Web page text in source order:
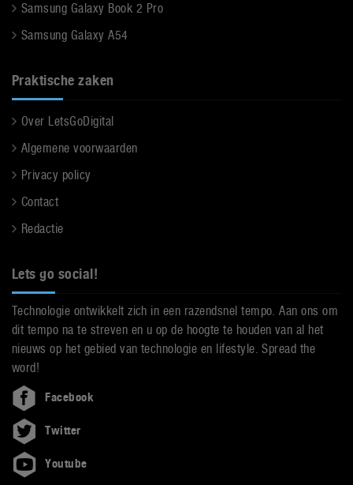
Samsung Galaxy Book 2 Pro
Samsung Galaxy A54
Praktische zaken
Over LetsGoDigital
Algemene voorwaarden
Privacy policy
Contact
Redactie
Lets go social!
Technologie ontwikkelt zich in een razendsnel tempo. Aan ons om
dit tempo na te streven en u op de hoogte te houden van al het
nieuws op het gebied van technologie en lifestyle. Spread the
word!
Facebook
Twitter
Youtube